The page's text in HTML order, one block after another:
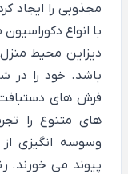
مجذوبی را ایجاد
با انواع
دیزاین محیط
باشد. خود را در
فرش های
های متنوع را
وسوسه انگیزی
پیوند می خورند.